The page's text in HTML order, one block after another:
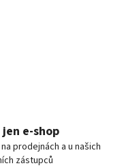
e-shop
prodejnách a u našich
zástupců